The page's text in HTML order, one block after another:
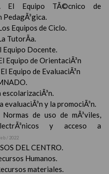
El Equipo TÃ©cnico de
PedagÃ³gica.
Equipos de Ciclo.
TutorÃ­a.
Equipo Docente.
Equipo de OrientaciÃ³n
Equipo de EvaluaciÃ³n
evaluaciÃ³n y la promociÃ³n.
de uso de mÃ³viles,
y acceso a
/ 2022
DEL CENTRO.
Humanos.
materiales.